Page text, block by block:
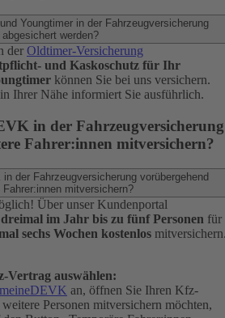
Youngtimer in der Fahrzeugversicherung
abgesichert werden?
der Oldtimer-Versicherung
und Kaskoschutz für Ihr
können Sie bei uns versichern.
in Ihrer Nähe informiert Sie ausführlich.
in der Fahrzeugversicherung
Fahrer:innen mitversichern?
der Fahrzeugversicherung vorübergehend
Fahrer:innen mitversichern?
Über unser Kundenportal
dreimal im Jahr bis zu fünf Personen für
sechs Wochen kostenlos
Vertrag auswählen:
meineDEVK an, öffnen Sie Ihren Kfz-
Personen mitversichern möchten,